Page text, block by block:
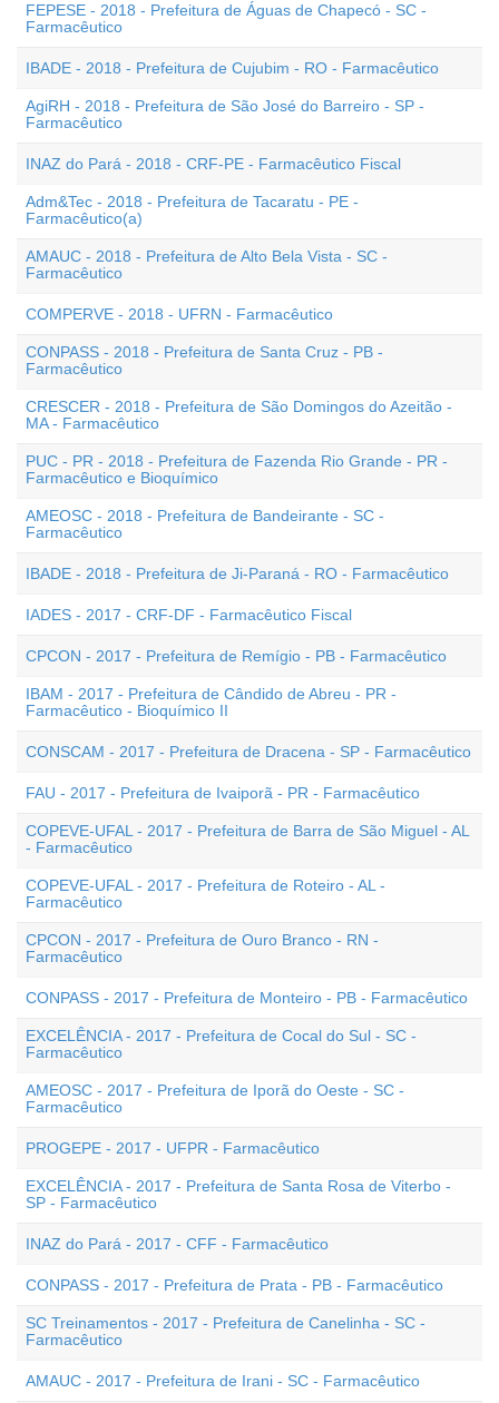
FEPESE - 2018 - Prefeitura de Águas de Chapecó - SC -
Farmacêutico
IBADE - 2018 - Prefeitura de Cujubim - RO - Farmacêutico
AgiRH - 2018 - Prefeitura de São José do Barreiro - SP -
Farmacêutico
INAZ do Pará - 2018 - CRF-PE - Farmacêutico Fiscal
Adm&Tec - 2018 - Prefeitura de Tacaratu - PE -
Farmacêutico(a)
AMAUC - 2018 - Prefeitura de Alto Bela Vista - SC -
Farmacêutico
COMPERVE - 2018 - UFRN - Farmacêutico
CONPASS - 2018 - Prefeitura de Santa Cruz - PB -
Farmacêutico
CRESCER - 2018 - Prefeitura de São Domingos do Azeitão -
MA - Farmacêutico
PUC - PR - 2018 - Prefeitura de Fazenda Rio Grande - PR -
Farmacêutico e Bioquímico
AMEOSC - 2018 - Prefeitura de Bandeirante - SC -
Farmacêutico
IBADE - 2018 - Prefeitura de Ji-Paraná - RO - Farmacêutico
IADES - 2017 - CRF-DF - Farmacêutico Fiscal
CPCON - 2017 - Prefeitura de Remígio - PB - Farmacêutico
IBAM - 2017 - Prefeitura de Cândido de Abreu - PR -
Farmacêutico - Bioquímico II
CONSCAM - 2017 - Prefeitura de Dracena - SP - Farmacêutico
FAU - 2017 - Prefeitura de Ivaiporã - PR - Farmacêutico
COPEVE-UFAL - 2017 - Prefeitura de Barra de São Miguel - AL
- Farmacêutico
COPEVE-UFAL - 2017 - Prefeitura de Roteiro - AL -
Farmacêutico
CPCON - 2017 - Prefeitura de Ouro Branco - RN -
Farmacêutico
CONPASS - 2017 - Prefeitura de Monteiro - PB - Farmacêutico
EXCELÊNCIA - 2017 - Prefeitura de Cocal do Sul - SC -
Farmacêutico
AMEOSC - 2017 - Prefeitura de Iporã do Oeste - SC -
Farmacêutico
PROGEPE - 2017 - UFPR - Farmacêutico
EXCELÊNCIA - 2017 - Prefeitura de Santa Rosa de Viterbo -
SP - Farmacêutico
INAZ do Pará - 2017 - CFF - Farmacêutico
CONPASS - 2017 - Prefeitura de Prata - PB - Farmacêutico
SC Treinamentos - 2017 - Prefeitura de Canelinha - SC -
Farmacêutico
AMAUC - 2017 - Prefeitura de Irani - SC - Farmacêutico